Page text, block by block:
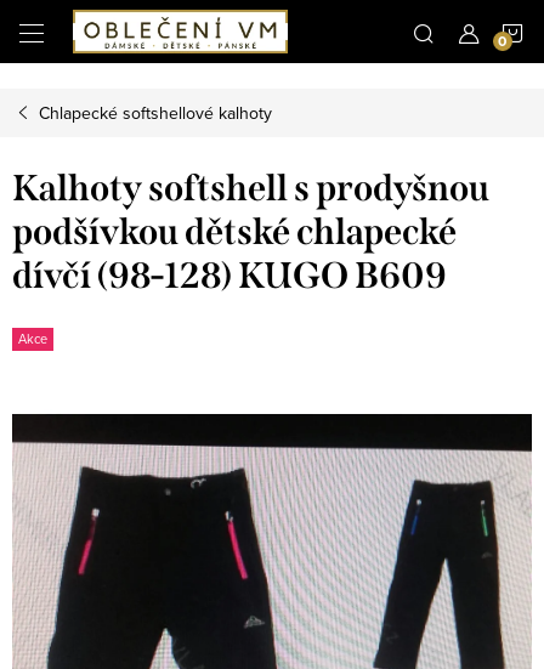
Microsoft Clarity
Přejít
na
Chlapecké softshellové kalhoty
Kalhoty softshell s prodyšnou
podšívkou dětské chlapecké
dívčí (98-128) KUGO B609
Akce